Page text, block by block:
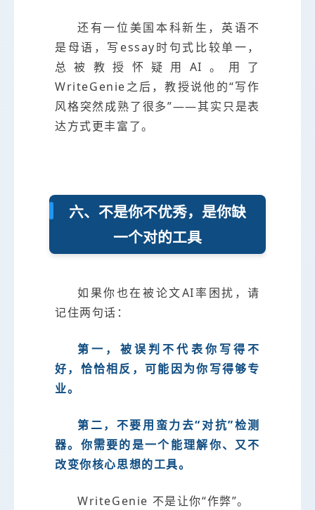
还有一位美国本科新生，英语不
是母语，写essay时句式比较单一，
总被教授怀疑用AI。用了
WriteGenie之后，教授说他的“写作
风格突然成熟了很多”——其实只是表
达方式更丰富了。
六、不是你不优秀，是你缺
一个对的工具
如果你也在被论文AI率困扰，请
记住两句话：
第一，被误判不代表你写得不
好，恰恰相反，可能因为你写得够专
业。
第二，不要用蛮力去“对抗”检测
器。你需要的是一个能理解你、又不
改变你核心思想的工具。
WriteGenie 不是让你“作弊”。